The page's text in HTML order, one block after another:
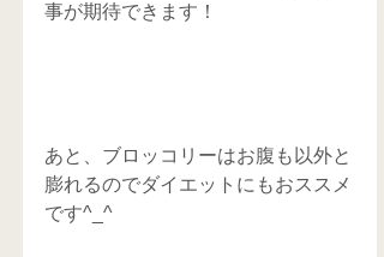
事が期待できます！
あと、ブロッコリーはお腹も以外と
膨れるのでダイエットにもおススメ
です^_^